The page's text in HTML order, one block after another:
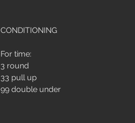
CONDITIONING
For time:
3 round
33 pull up
99 double under